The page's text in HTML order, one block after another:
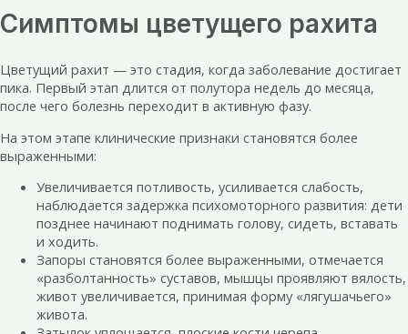
Симптомы цветущего рахита
Цветущий рахит — это стадия, когда заболевание достигает
пика. Первый этап длится от полутора недель до месяца,
после чего болезнь переходит в активную фазу.
На этом этапе клинические признаки становятся более
выраженными:
Увеличивается потливость, усиливается слабость,
наблюдается задержка психомоторного развития: дети
позднее начинают поднимать голову, сидеть, вставать
и ходить.
Запоры становятся более выраженными, отмечается
«разболтанность» суставов, мышцы проявляют вялость,
живот увеличивается, принимая форму «лягушачьего»
живота.